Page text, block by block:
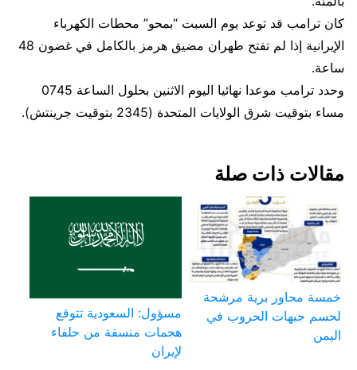
كان ترامب قد توعد يوم السبت “بمحو” محطات الكهرباء
الإيرانية إذا لم تفتح طهران مضيق هرمز بالكامل في غضون ​48
ساعة.
وحدد ترامب موعدا نهائيا اليوم الاثنين بحلول الساعة 0745
مساء بتوقيت شرق الولايات المتحدة (2345 بتوقيت جرينتش).
مقالات ذات صلة
خمسة محاور برية مرشحة
لحسم جبهات الحروب في
اليمن
مسؤول: السعودية تتوقع
هجمات منسقة من حلفاء
لإيران